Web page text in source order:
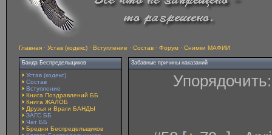
Главная · Устав (кодекс) · Вступление · Состав · Форум · Снимки МАФИИ
Банда Беспредельщиков
Устав (кодекс)
Состав
Вступление
Книга Поздравлений ББ
Книга ЖАЛОБ
Друзья и Враги БАНДЫ
ЗАГС ББ
Чат ББ
Бредни Беспредельщиков
Забавные причины наказаний